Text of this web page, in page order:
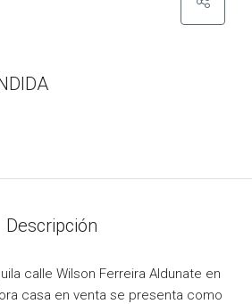
Descripción
calle Wilson Ferreira Aldunate en
casa en venta se presenta como